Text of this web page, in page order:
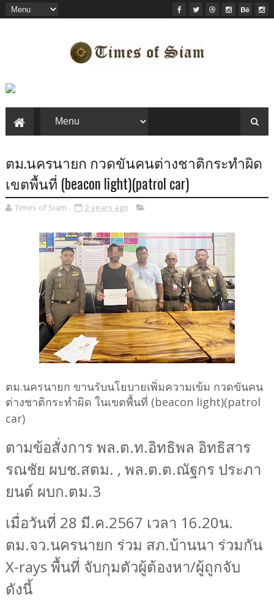
ตม.นครนายก กวดขันคนต่างชาติกระทำผิด
เขตพื้นที่ (beacon light)(patrol car)
Times of Siam 2 years ago
ตม.นครนายก ขานรับนโยบายเพิ่มความเข้ม กวดขันคน
ต่างชาติกระทำผิด ในเขตพื้นที่ (beacon light)(patrol
car)
ตามข้อสั่งการ พล.ต.ท.อิทธิพล อิทธิสาร
รณชัย ผบช.สตม. , พล.ต.ต.ณัฐกร ประภา
ยนต์ ผบก.ตม.3
เมื่อวันที่ 28 มี.ค.2567 เวลา 16.20น.
ตม.จว.นครนายก ร่วม สภ.บ้านนา ร่วมกัน
X-rays พื้นที่ จับกุมตัวผู้ต้องหา/ผู้ถูกจับ
ดังนี้